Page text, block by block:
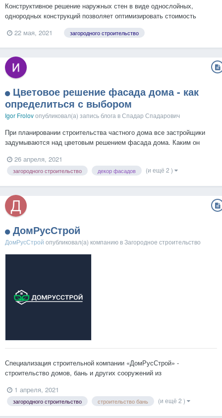
Конструктивное решение наружных стен в виде однослойных,
однородных конструкций позволяет оптимизировать стоимость
различных конструктивных решений наружных стен выполним
Мо...
22 мая, 2021 загородного строительство
Цветовое решение фасада дома - как
определиться с выбором
Igor Frolovопубликовал(а) запись блога вСпадар Спадарович
При планировании строительства частного дома все застройщики
задумываются над цветовым решением фасада дома. Каким он
мучительно больно. Цветовые решения фасадов формируются
применяемыми материалами для возведения наружных стен...
26 апреля, 2021
загородного строительство декор фасадов (и ещё 2 )
ДомРусСтрой
ДомРусСтрой опубликовал(а) компанию вЗагородное строительство
Специализация строительной компании «ДомРусСтрой» -
строительство домов, бань и других сооружений из
технологии под ключ и под усадку. Мы работаем на строительном
рынке Центрального и Северо-Западного регионов России уже более
1 апреля, 2021
загородного строительство строительство бань (и ещё 2 )